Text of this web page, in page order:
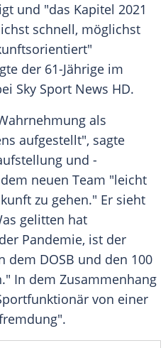
und "das Kapitel 2021
schnell, möglichst
der 61-Jährige im
Sky Sport News HD.
als
aufgestellt", sagte
und -
neuen Team "leicht
zu gehen." Er sieht
gelitten hat
Pandemie, ist der
dem DOSB und den 100
In dem Zusammenhang
von einer